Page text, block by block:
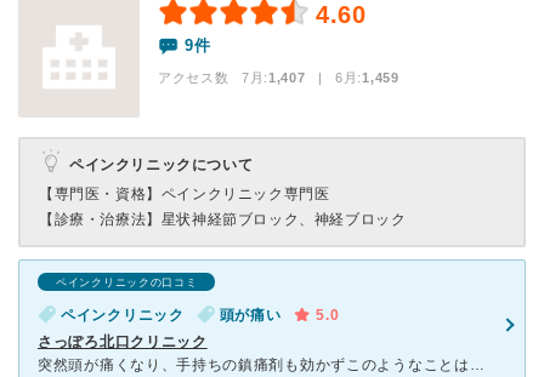
4.60
9件
アクセス数 7月:1,407 | 6月:1,459
ペインクリニックについて
【専門医・資格】 ペインクリニック専門医
【診療・治療法】 星状神経節ブロック、神経ブロック
ペインクリニックの口コミ
ペインクリニック 頭が痛い
5.0
さっぽろ北口クリニック
突然頭が痛くなり、手持ちの鎮痛剤も効かずこのようなことは初めてだったので、 受診しました。病院内はとても清潔で、ゆったりと過ごすことができました。 お断りしてしまいましたがMRIの検査も行っていま